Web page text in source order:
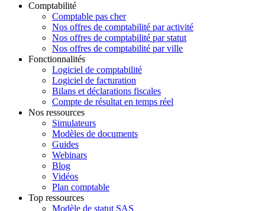
Comptabilité
Comptable pas cher
Nos offres de comptabilité par activité
Nos offres de comptabilité par statut
Nos offres de comptabilité par ville
Fonctionnalités
Logiciel de comptabilité
Logiciel de facturation
Bilans et déclarations fiscales
Compte de résultat en temps réel
Nos ressources
Simulateurs
Modèles de documents
Guides
Webinars
Blog
Vidéos
Plan comptable
Top ressources
Modèle de statut SAS